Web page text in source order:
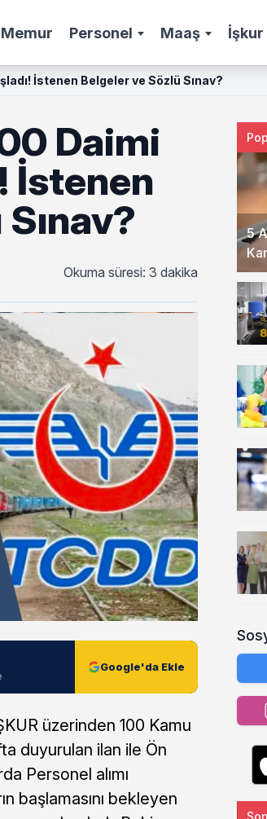
Memur Personel Maaş İşkur
İstenen Belgeler ve Sözlü Sınav?
Daimi
İstenen
Okuma süresi: 3 dakika
Google'da Ekle
üzerinden 100 Kamu
duyurulan ilan ile Ön
Personel alımı
başlamasını bekleyen
5